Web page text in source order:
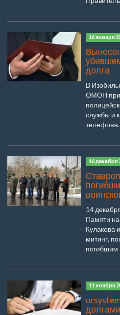
16 января
долга
В
ОМОН
службы и
16 декабря
14
Памяти
Кулакова
митинг,
погибшим
11 ноября
долгами